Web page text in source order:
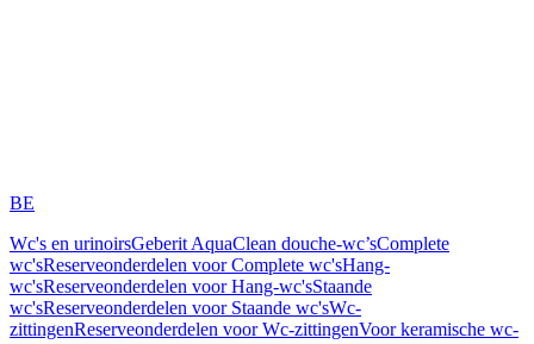
BE
Wc's en urinoirsGeberit AquaClean douche-wc’sComplete
wc'sReserveonderdelen voor Complete wc'sHang-
wc'sReserveonderdelen voor Hang-wc'sStaande
wc'sReserveonderdelen voor Staande wc'sWc-
zittingenReserveonderdelen voor Wc-zittingenVoor keramische wc-